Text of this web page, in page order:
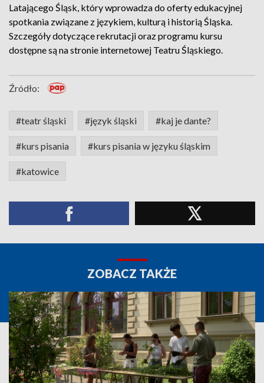
Latającego Śląsk, który wprowadza do oferty edukacyjnej
spotkania związane z językiem, kulturą i historią Śląska.
Szczegóły dotyczące rekrutacji oraz programu kursu
dostępne są na stronie internetowej Teatru Śląskiego.
Źródło:
#teatr śląski #język śląski #kaj je dante?
#kurs pisania #kurs pisania w języku śląskim
#katowice
ZOBACZ TAKŻE